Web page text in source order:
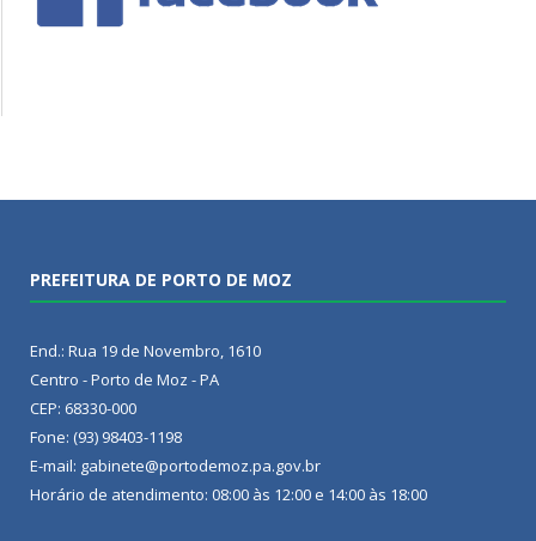
PREFEITURA DE PORTO DE MOZ
End.: Rua 19 de Novembro, 1610
Centro - Porto de Moz - PA
CEP: 68330-000
Fone: (93) 98403-1198
E-mail: gabinete@portodemoz.pa.gov.br
Horário de atendimento: 08:00 às 12:00 e 14:00 às 18:00